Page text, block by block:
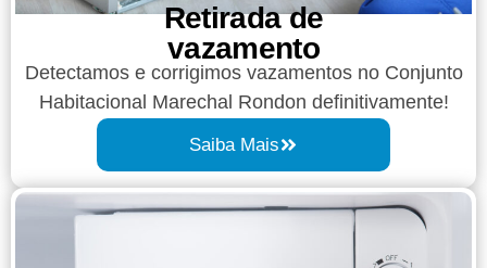
Retirada de
vazamento​​
Detectamos e corrigimos vazamentos no Conjunto
Habitacional Marechal Rondon definitivamente!
Saiba Mais